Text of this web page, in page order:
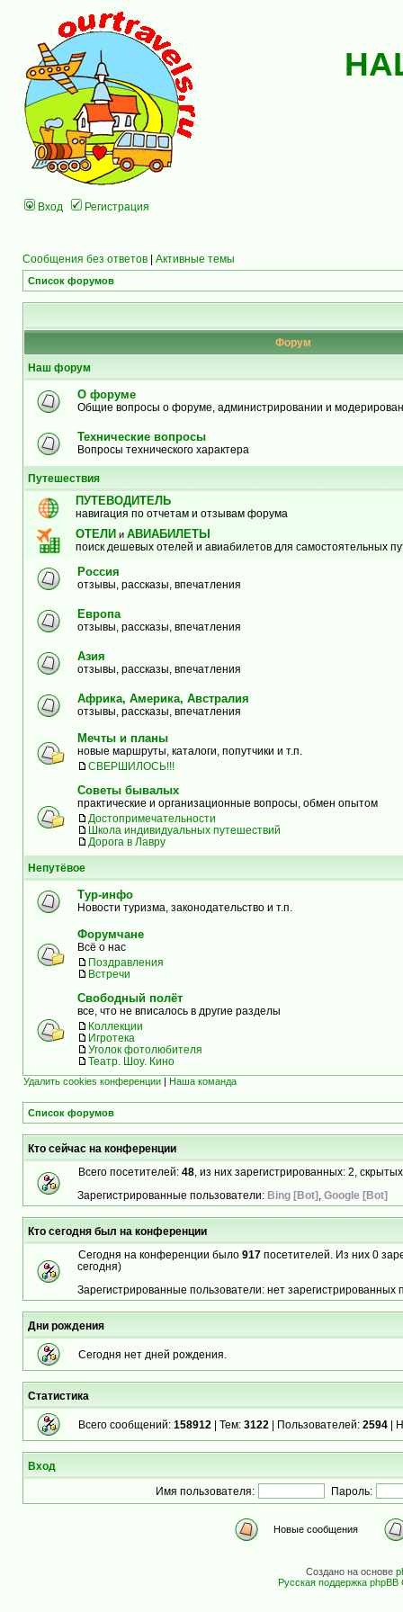
Вход Регистрация
Сообщения без ответов | Активные темы
Список форумов
Форум
Наш форум
О форуме
Общие вопросы о форуме, администрировании и
Технические вопросы
Вопросы технического характера
Путешествия
ПУТЕВОДИТЕЛЬ
навигация по отчетам и отзывам форума
ОТЕЛИ и АВИАБИЛЕТЫ
поиск дешевых отелей и авиабилетов для самостоятельных
Россия
отзывы, рассказы, впечатления
Европа
отзывы, рассказы, впечатления
Азия
отзывы, рассказы, впечатления
Африка, Америка, Австралия
отзывы, рассказы, впечатления
Мечты и планы
новые маршруты, каталоги, попутчики и т.п.
СВЕРШИЛОСЬ!!!
Советы бывалых
практические и организационные вопросы, обмен опытом
Достопримечательности
Школа индивидуальных путешествий
Дорога в Лавру
Непутёвое
Тур-инфо
Новости туризма, законодательство и т.п.
Форумчане
Всё о нас
Поздравления
Встречи
Свободный полёт
все, что не вписалось в другие разделы
Коллекции
Игротека
Уголок фотолюбителя
Театр. Шоу. Кино
Удалить cookies конференции | Наша команда
Список форумов
Кто сейчас на конференции
Всего посетителей: 48 , из них зарегистрированных: 2,
Зарегистрированные пользователи: Bing [Bot] Google [Bot]
Кто сегодня был на конференции
Сегодня на конференции было 917 посетителей. Из них 0
сегодня)
Зарегистрированные пользователи: нет зарегистрированных
Дни рождения
Сегодня нет дней рождения.
Статистика
Всего сообщений: 158912 | Тем: 3122 | Пользователей: 2594 |
Вход
Имя пользователя: Пароль:
Новые сообщения
Создано на основе
Русская поддержка phpBB